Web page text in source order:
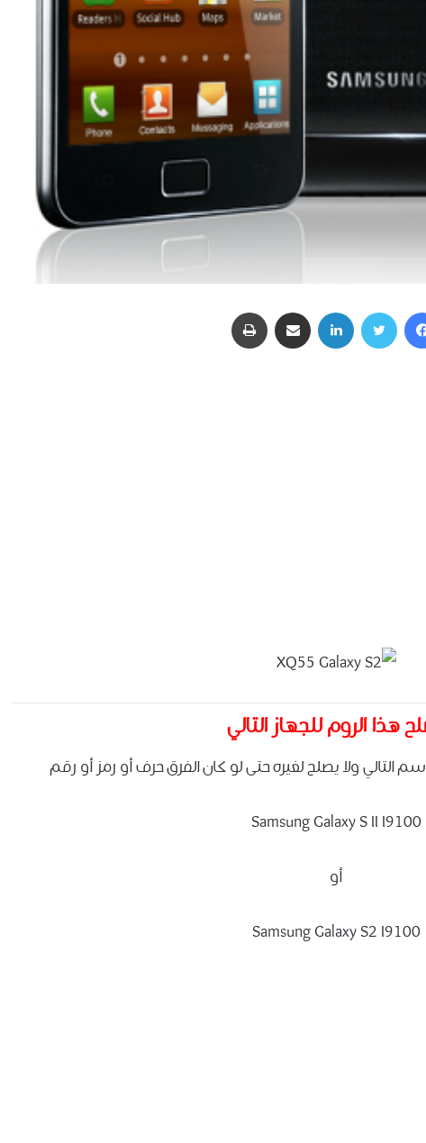
فيسبوك تويتر لينكدإن مشاركة عبر البريد
هذا الروم للجهاز التالي
التالي ولا يصلح لغيره حتى لو كان الفرق حرف أو رمز أو رقم
Samsung Galaxy S II I9100
أو
Samsung Galaxy S2 I9100